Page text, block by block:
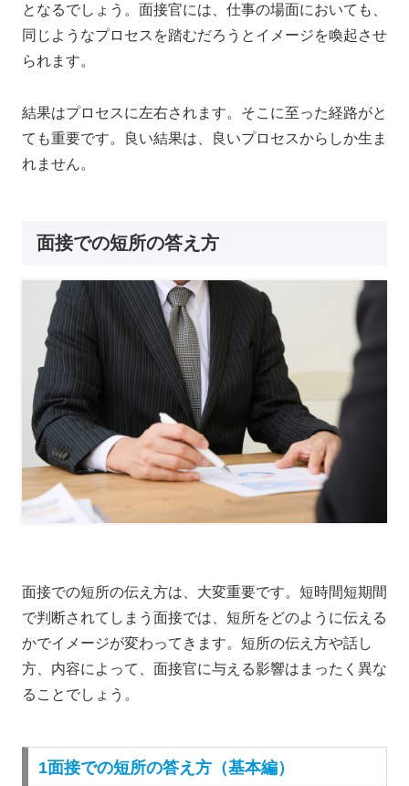
となるでしょう。面接官には、仕事の場面においても、
同じようなプロセスを踏むだろうとイメージを喚起させ
られます。
結果はプロセスに左右されます。そこに至った経路がと
ても重要です。良い結果は、良いプロセスからしか生ま
れません。
面接での短所の答え方
面接での短所の伝え方は、大変重要です。 短時間短期間
で判断されてしまう面接では、短所をどのように伝える
かでイメージが変わってきます。短所の伝え方や話し
方、内容によって、面接官に与える影響はまったく異な
る ことでしょう。
1面接での短所の答え方（基本編）